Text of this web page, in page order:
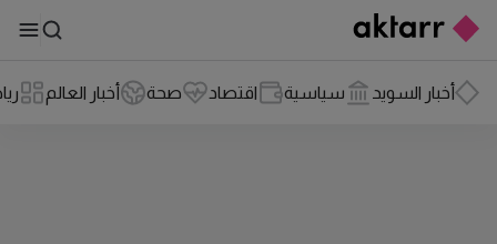
أخبار السويد سياسية اقتصاد صحة أخبار العالم